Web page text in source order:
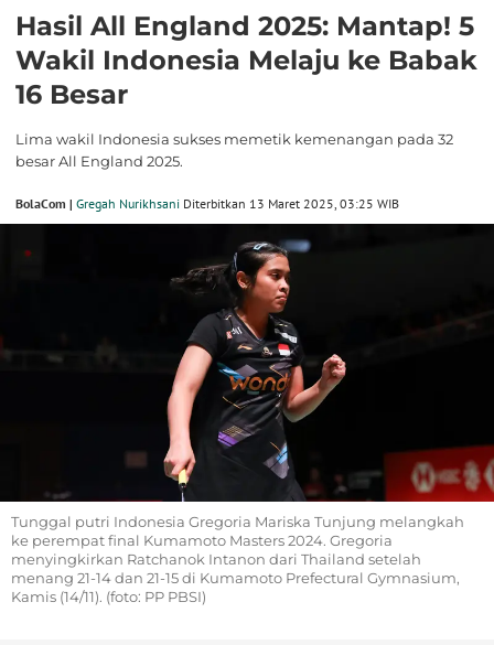
Hasil All England 2025: Mantap! 5
Wakil Indonesia Melaju ke Babak
16 Besar
Lima wakil Indonesia sukses memetik kemenangan pada 32
besar All England 2025.
BolaCom | Gregah Nurikhsani Diterbitkan 13 Maret 2025, 03:25 WIB
Tunggal putri Indonesia Gregoria Mariska Tunjung melangkah
ke perempat final Kumamoto Masters 2024. Gregoria
menyingkirkan Ratchanok Intanon dari Thailand setelah
menang 21-14 dan 21-15 di Kumamoto Prefectural Gymnasium,
Kamis (14/11). (foto: PP PBSI)